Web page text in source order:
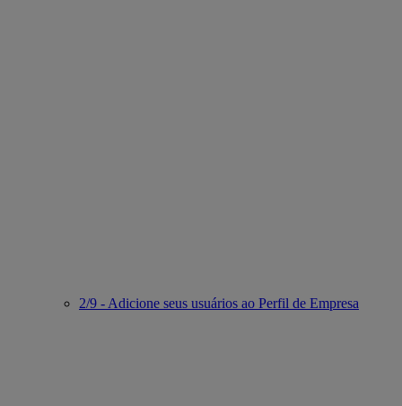
2/9 - Adicione seus usuários ao Perfil de Empresa